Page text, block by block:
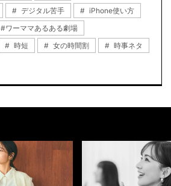
デジタル苦手
iPhone使い方
#ワーママあるある劇場
時短 女の時間割
時事ネタ